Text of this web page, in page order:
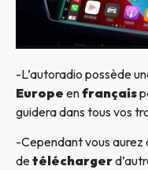
-L’autoradio possède
Europe enfrançais
guidera dans tous vos
-Cependant vous aurez
detélécharger